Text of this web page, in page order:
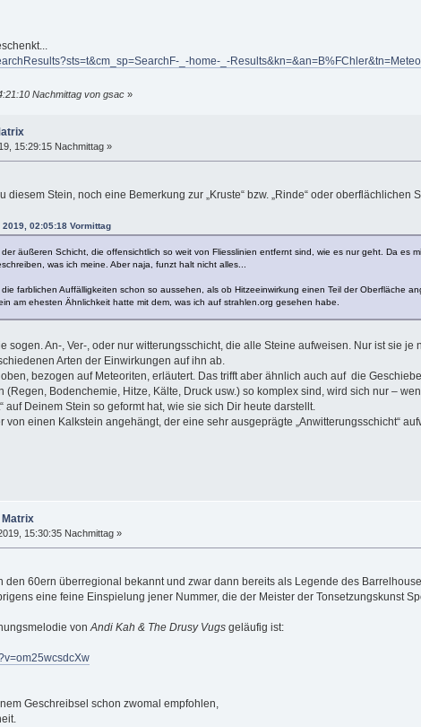
_-home-_-
Nachmittag von gsac»
15:29:15 Nachmittag »
diesem Stein, noch eine Bemerkung zur „Kruste“ bzw. „Rinde“ oder oberflächlichen
02:05:18 Vormittag
äußeren Schicht, die offensichtlich so weit von Fliesslinien entfernt sind, wie es nur geht. Da es
was ich meine. Aber naja, funzt halt nicht alles...
die farblichen Auffälligkeiten schon so aussehen, als ob Hitzeeinwirkung einen Teil der Oberfläche
am ehesten Ähnlichkeit hatte mit dem, was ich auf strahlen.org gesehen habe.
sogen. An-, Ver-, oder nur witterungsschicht, die alle Steine aufweisen. Nur ist sie
Arten der Einwirkungen auf ihn ab.
bezogen auf Meteoriten, erläutert. Das trifft aber ähnlich auch auf die
(Regen, Bodenchemie, Hitze, Kälte, Druck usw.) so komplex sind, wird sich nur –
auf Deinem Stein so geformt hat, wie sie sich Dir heute darstellt.
von einen Kalkstein angehängt, der eine sehr ausgeprägte „Anwitterungsschicht“
Matrix
15:30:35 Nachmittag »
den 60ern überregional bekannt und zwar dann bereits als Legende des
eine feine Einspielung jener Nummer, die der Meister der Tonsetzungskunst
vonAndi Kah & The Drusy Vugsgeläufig ist:
Geschreibsel schon zwomal empfohlen,